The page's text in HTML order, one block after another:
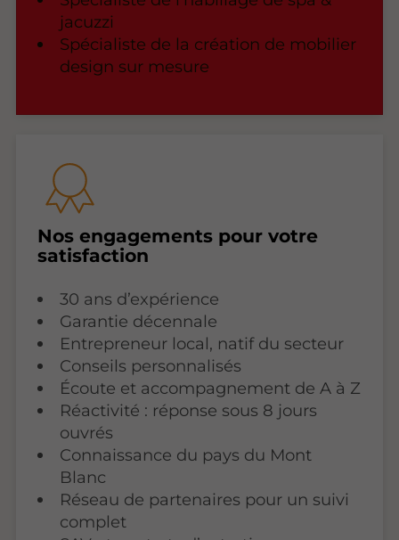
jacuzzi
Spécialiste de la création de mobilier
design sur mesure
Nos engagements pour votre
satisfaction
30 ans d’expérience
Garantie décennale
Entrepreneur local, natif du secteur
Conseils personnalisés
Écoute et accompagnement de A à Z
Réactivité : réponse sous 8 jours
ouvrés
Connaissance du pays du Mont
Blanc
Réseau de partenaires pour un suivi
complet